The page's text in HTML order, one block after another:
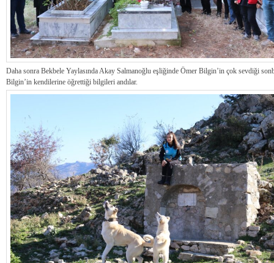
Daha sonra Bekbele Yaylasında Akay Salmanoğlu eşliğinde Ömer Bilgin’in çok sevdiği
Bilgin’in kendilerine öğrettiği bilgileri andılar.